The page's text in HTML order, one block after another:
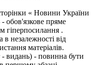
« Новини України
- обов'язкове пряме
гіперпосилання .
незалежності від
матеріалів.
- видань) - повинна бути